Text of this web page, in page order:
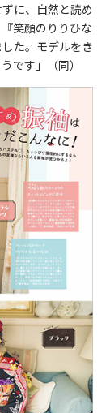
に、自然と読め
笑顔のりりひな
た。モデルをき
です」（同）